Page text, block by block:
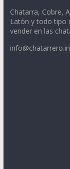
Chatarra, Cobre,
Latón y todo tipo
vender en las